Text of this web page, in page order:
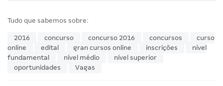
Tudo que sabemos sobre:
2016 concurso concurso 2016 concursos
curso
online
edital gran cursos online inscrições
nível
fundamental
nível médio
nível superior
oportunidades
Vagas